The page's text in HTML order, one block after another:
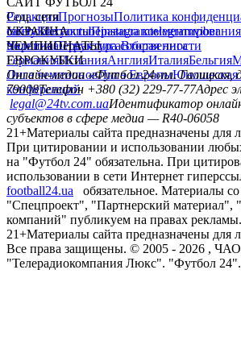
РедакцияПрогнозыПолитика
сайтуКонтактыПравила комментирования
политикаСтруктура собственности
Соц. сети
facebookxyoutubeinstagramtelegramviber
УКРАИНА
УкраинаПервая лигаВторая лига
ЧЕМПИОНАТЫ
ГерманияИспанияАнглияИталияБельгия
ЕВРОКУБКИ
Лига чемпионовЛига Европы
конференций
Онлайн-медиа «Футбол 24»пл. Галицкая,
79008Телефон +380 (32) 229-77-77Адрес
legal@24tv.com.uaИдентификатор
субъектов в сфере медиа — R40-06058
21+Материалы сайта предназначены для
При цитировании и использовании
на "Футбол 24" обязательна. При
использовании в сети Интернет
football24.ua
обязательное. Материалы
"Спецпроект", "Партнерский материал",
компаний" публикуем на правах рекламы.
21+Материалы сайта предназначены для
Все права защищены. © 2005 - 2026 , ЧАО
"Телерадиокомпания Люкс". "Футбол 24".